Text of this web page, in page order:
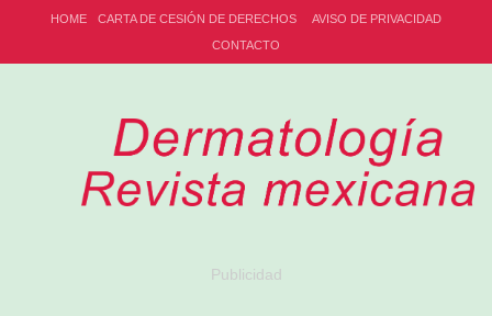
HOME CARTA DE CESIÓN DE DERECHOS
AVISO DE PRIVACIDAD
CONTACTO
Publicidad